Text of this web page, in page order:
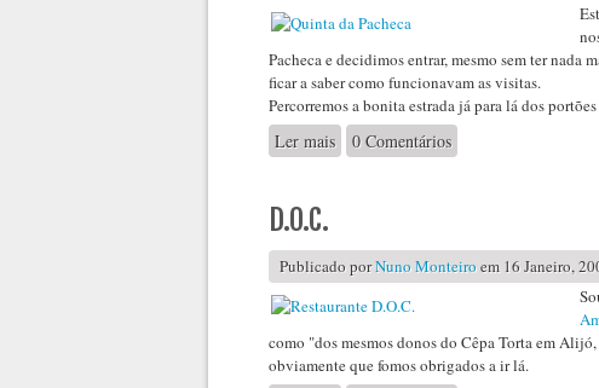
Pacheca e decidimos entrar, mesmo sem ter nada
ficar a saber como funcionavam as visitas.
Percorremos a bonita estrada já para lá dos
Ler maisacerca de Quinta da Pacheca
0 Comentários
D.O.C.
Publicado porNuno Monteiroem 16 Janeiro,
como "dos mesmos donos do Cêpa Torta em
obviamente que fomos obrigados a ir lá.